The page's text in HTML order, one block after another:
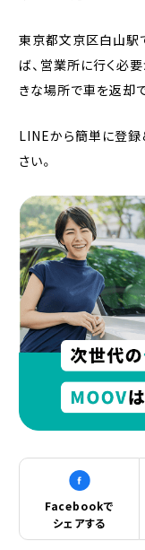
東京都文京区白山駅
ば、営業所に行く必
きな場所で車を返却
LINEから簡単に登録
さい。
Facebookで
シェアする